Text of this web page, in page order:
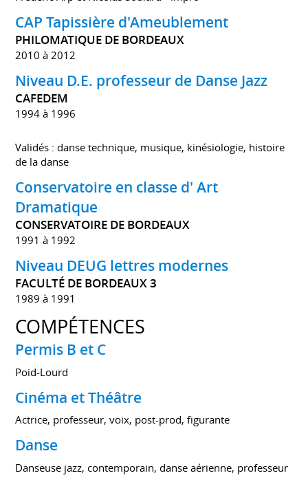
CAP Tapissière d'Ameublement
PHILOMATIQUE DE BORDEAUX
2010 à 2012
Niveau D.E. professeur de Danse Jazz
CAFEDEM
1994 à 1996
Validés : danse technique, musique, kinésiologie, histoire
de la danse
Conservatoire en classe d' Art
Dramatique
CONSERVATOIRE DE BORDEAUX
1991 à 1992
Niveau DEUG lettres modernes
FACULTÉ DE BORDEAUX 3
1989 à 1991
COMPÉTENCES
Permis B et C
Poid-Lourd
Cinéma et Théâtre
Actrice, professeur, voix, post-prod, figurante
Danse
Danseuse jazz, contemporain, danse aérienne, professeur